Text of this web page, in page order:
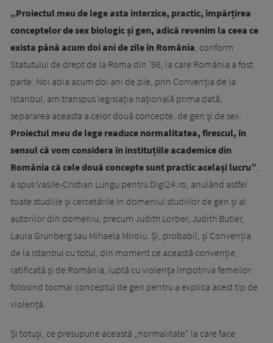
„Proiectul meu de lege asta interzice, practic, împărțirea
conceptelor de sex biologic și gen, adică revenim la ceea ce
exista până acum doi ani de zile în România , conform
Statutului de drept de la Roma din ’98, la care România a fost
parte. Noi abia acum doi ani de zile, prin Convenția de la
Istanbul, am transpus legislația națională prima dată,
separarea aceasta a celor două concepte, de gen și de sex.
Proiectul meu de lege readuce normalitatea, firescul, în
sensul că vom considera în instituțiile academice din
România că cele două concepte sunt practic același lucru”
a spus Vasile-Cristian Lungu pentru Digi24.ro, anulând astfel
toate studiile și cercetările în domeniul studiilor de gen și al
autorilor din domeniu, precum Judith Lorber, Judith Butler,
Laura Grunberg sau Mihaela Miroiu. Și, probabil, și Convenția
de la Istanbul cu totul, din moment ce această convenție,
ratificată și de România, luptă cu violența împotriva femeilor
folosind tocmai conceptul de gen pentru a explica acest tip de
violență.
Și totuși, ce presupune această „normalitate” la care face